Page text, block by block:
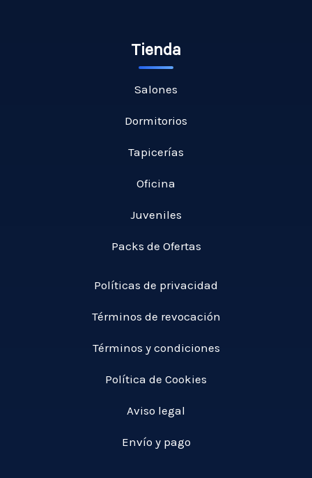
Tienda
Salones
Dormitorios
Tapicerías
Oficina
Juveniles
Packs de Ofertas
Políticas de privacidad
Términos de revocación
Términos y condiciones
Política de Cookies
Aviso legal
Envío y pago